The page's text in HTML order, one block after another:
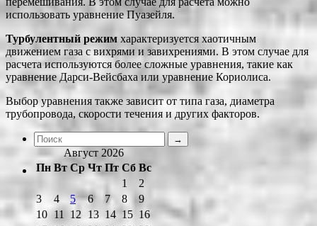
использовать уравнение Пуазейля.
Турбулентный режим характеризуется хаотичным
движением газа с вихрями и завихрениями. В этом случае для
расчета используются более сложные уравнения, такие как
уравнение Дарси-Вейсбаха или уравнение Кориолиса.
Выбор уравнения также зависит от типа газа, диаметра
трубопровода, скорости течения и других факторов.
Август 2026
Пн Вт Ср Чт Пт Сб Вс
1
2
3
4 5 6 7 8
9
10 11 12 13 14 15 16